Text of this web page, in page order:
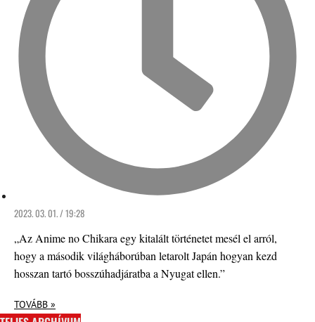
2023. 03. 01. / 19:28
„Az Anime no Chikara egy kitalált történetet mesél el arról,
hogy a második világháborúban letarolt Japán hogyan kezd
hosszan tartó bosszúhadjáratba a Nyugat ellen.”
TOVÁBB »